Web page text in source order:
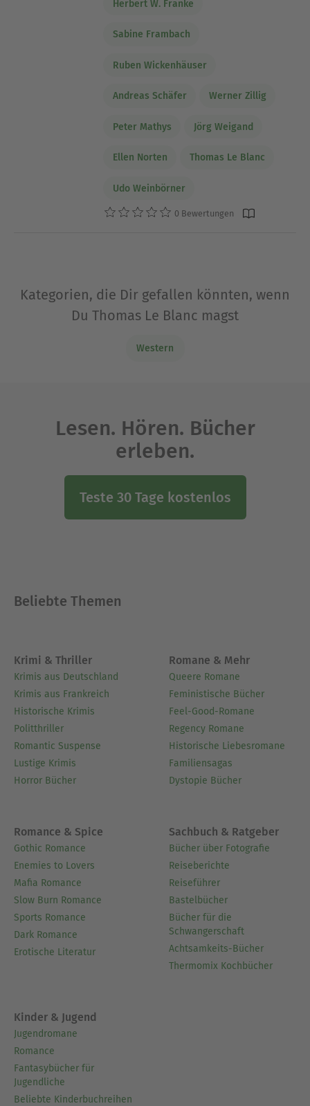
Herbert W. Franke
Sabine Frambach
Ruben Wickenhäuser
Andreas Schäfer Werner Zillig
Peter Mathys Jörg Weigand
Ellen Norten Thomas Le Blanc
Udo Weinbörner
0 Bewertungen
Kategorien, die Dir gefallen könnten, wenn
Du Thomas Le Blanc magst
Western
Lesen. Hören. Bücher
erleben.
Teste 30 Tage kostenlos
Beliebte Themen
Krimi & Thriller
Krimis aus Deutschland
Krimis aus Frankreich
Historische Krimis
Politthriller
Romantic Suspense
Lustige Krimis
Horror Bücher
Romane & Mehr
Queere Romane
Feministische Bücher
Feel-Good-Romane
Regency Romane
Historische Liebesromane
Familiensagas
Dystopie Bücher
Romance & Spice
Gothic Romance
Enemies to Lovers
Mafia Romance
Slow Burn Romance
Sports Romance
Dark Romance
Erotische Literatur
Sachbuch & Ratgeber
Bücher über Fotografie
Reiseberichte
Reiseführer
Bastelbücher
Bücher für die
Schwangerschaft
Achtsamkeits-Bücher
Thermomix Kochbücher
Kinder & Jugend
Jugendromane
Romance
Fantasybücher für
Jugendliche
Beliebte Kinderbuchreihen